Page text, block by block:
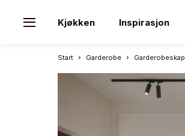
Kjøkken Inspirasjon
Start Garderobe Garderobeskap